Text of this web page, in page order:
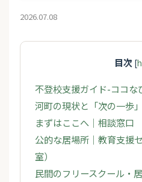
2026.07.08
目次 [
不登校支援ガイド-ココな
河町の現状と「次の一歩」
まずはここへ｜相談窓口
公的な居場所｜教育支援
室）
民間のフリースクール・